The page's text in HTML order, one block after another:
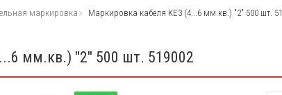
маркировка Маркировка кабеля KE3 (4...6 мм.кв.) "2" 500 шт.
мм.кв.) "2" 500 шт. 519002